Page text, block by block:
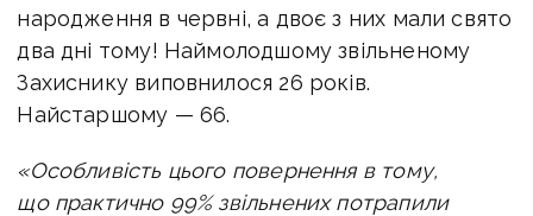
народження в червні, а двоє з них мали свято
два дні тому! Наймолодшому звільненому
Захиснику виповнилося 26 років.
Найстаршому — 66.
«Особливість цього повернення в тому,
що практично 99% звільнених потрапили